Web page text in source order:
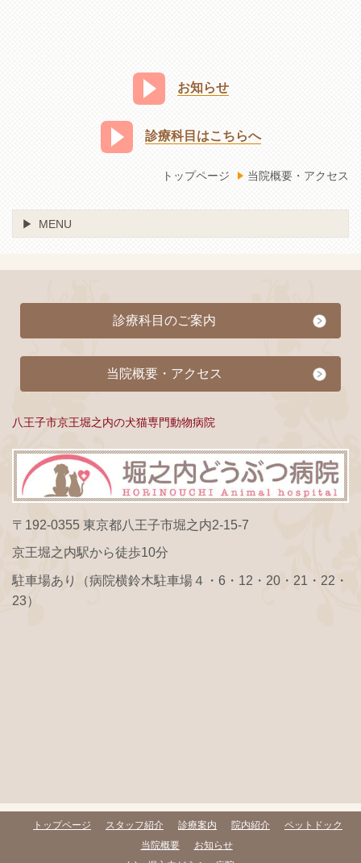
お知らせ
診療科目はこちらへ
トップページ 当院概要・アクセス
MENU
診療科目のご案内
当院概要・アクセス
八王子市京王堀之内の犬猫専門動物病院
〒192-0355 東京都八王子市堀之内2-15-7
京王堀之内駅から徒歩10分
駐車場あり（病院横鈴木駐車場４・6・12・20・21・22・
23）
トップページ スタッフ紹介 診療案内 院内紹介
ペットドック
当院概要
お知らせ